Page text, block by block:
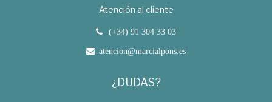
Atención al cliente
(+34) 91 304 33 03
atencion@marcialpons.es
¿DUDAS?